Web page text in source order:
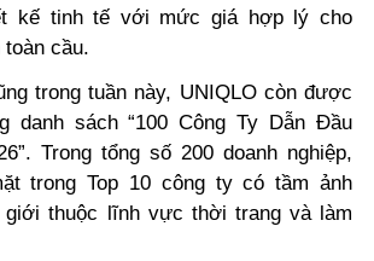
kế tinh tế với mức giá hợp lý cho
toàn cầu.
trong tuần này, UNIQLO còn được
danh sách “100 Công Ty Dẫn Đầu
Trong tổng số 200 doanh nghiệp,
trong Top 10 công ty có tầm ảnh
giới thuộc lĩnh vực thời trang và làm